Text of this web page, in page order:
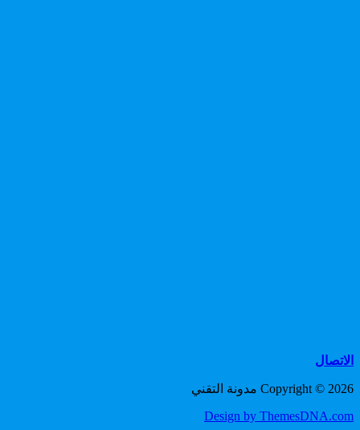
الاتصال
Copyright © 2026 مدونة التقني
Design by ThemesDNA.com